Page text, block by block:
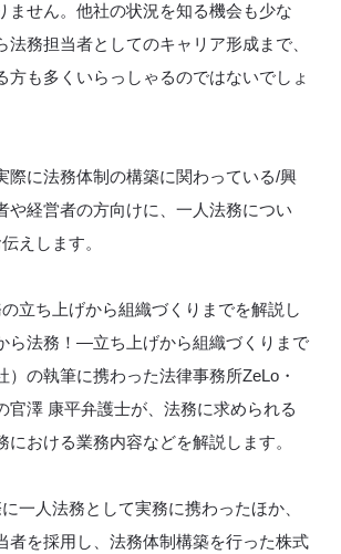
ません。他社の状況を知る機会も少な
法務担当者としてのキャリア形成まで、
方も多くいらっしゃるのではないでしょ
際に法務体制の構築に関わっている/興
や経営者の方向けに、一人法務につい
えします。
立ち上げから組織づくりまでを解説し
法務！―立ち上げから組織づくりまで
の執筆に携わった法律事務所ZeLo・
官澤 康平弁護士が、法務に求められる
における業務内容などを解説します。
一人法務として実務に携わったほか、
者を採用し、法務体制構築を行った株式